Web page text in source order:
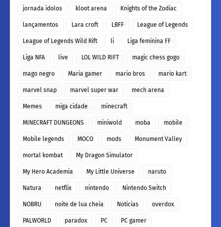
jornada idolos kloot arena Knights of the Zodiac
lançamentos Lara croft LBFF League of Legends
League of Legends Wild Rift li Liga feminina FF
Liga NFA live LOL WILD RIFT magic chess gogo
mago negro Maria gamer mario bros mario kart
marvel snap marvel super war mech arena
Memes miga cidade minecraft
MINECRAFT DUNGEONS miniwold moba mobile
Mobile legends MOCO mods Monument Valley
mortal kombat My Dragon Simulator
My Hero Academia My Little Universe naruto
Natura netflix nintendo Nintendo Switch
NOBRU noite de lua cheia Noticias overdox
PALWORLD paradox PC PC gamer